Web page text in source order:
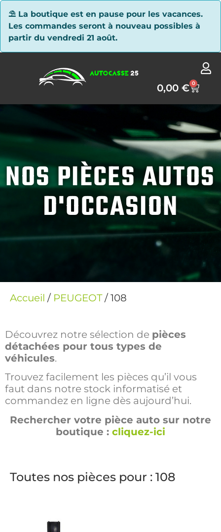
⛱ La boutique est en pause pour les vacances.
Les commandes seront à nouveau possibles à
partir du vendredi 21 août.
0,00€ 0
NOS PIÈCES AUTOS
D'OCCASION
Accueil / PEUGEOT/ 108
Découvrez notre sélection de pièces
détachées pour tous types de
véhicules.
Trouvez facilement les pièces qu’il vous
faut dans notre stock informatisé et
commandez en ligne dès aujourd’hui.
Rechercher votre pièce auto sur notre
boutique : cliquez-ici
Toutes nos pièces pour : 108
Panneau de gestion des cookies